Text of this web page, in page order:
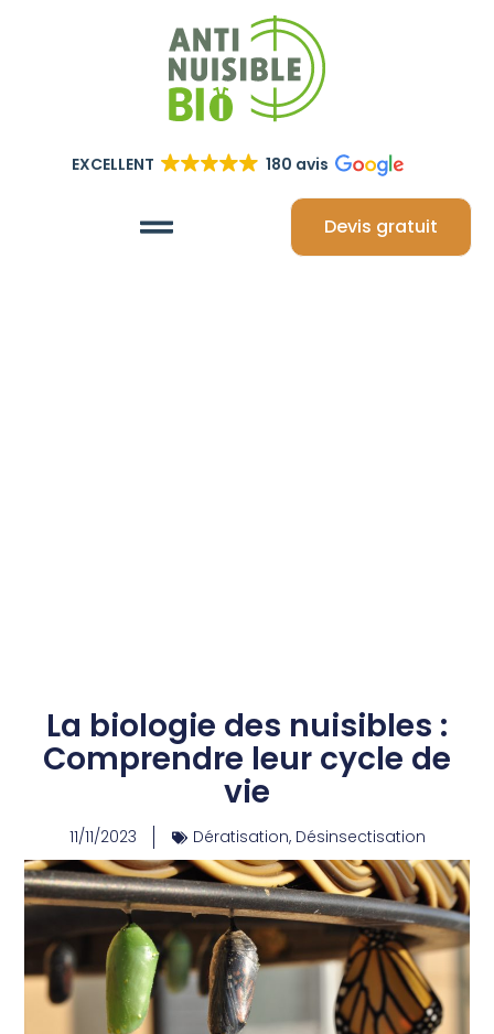
EXCELLENT 180 avis
Devis gratuit
La biologie des nuisibles :
Comprendre leur cycle de
vie
11/11/2023 Dératisation, Désinsectisation